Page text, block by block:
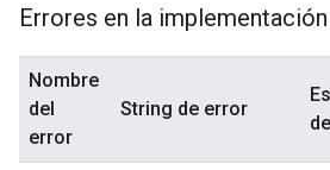
Errores en la implementación
Nombre
del
error
String de error